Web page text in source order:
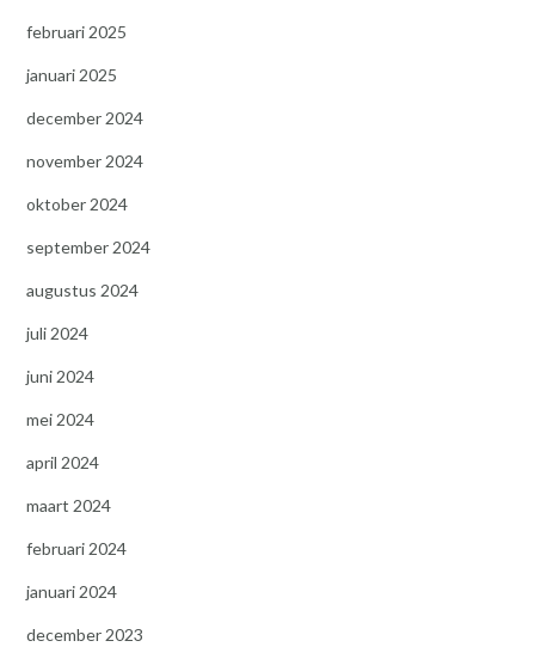
februari 2025
januari 2025
december 2024
november 2024
oktober 2024
september 2024
augustus 2024
juli 2024
juni 2024
mei 2024
april 2024
maart 2024
februari 2024
januari 2024
december 2023